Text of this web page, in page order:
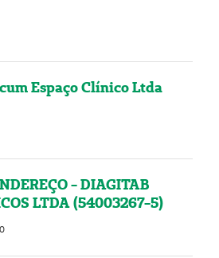
Espaço Clínico Ltda
- DIAGITAB
LTDA (54003267-5)